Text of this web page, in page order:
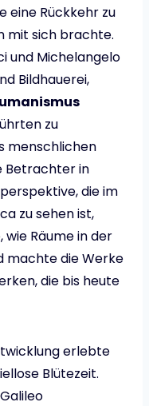
eine Rückkehr zu
mit sich brachte.
und Michelangelo
Bildhauerei,
zu
menschlichen
Betrachter in
die im
zu sehen ist,
Räume in der
machte die Werke
die bis heute
erlebte
Blütezeit.